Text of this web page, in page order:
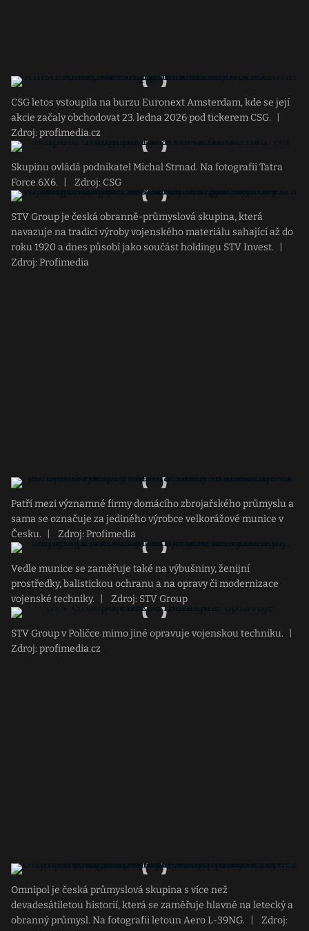
CSG letos vstoupila na burzu Euronext Amsterdam, kde se její
akcie začaly obchodovat 23. ledna 2026 pod tickerem CSG.
Zdroj: profimedia.cz
Skupinu ovládá podnikatel Michal Strnad. Na fotografii Tatra
Force 6X6.
Zdroj: CSG
STV Group je česká obranně-průmyslová skupina, která
navazuje na tradici výroby vojenského materiálu sahající až do
roku 1920 a dnes působí jako součást holdingu STV Invest.
Zdroj: Profimedia
Patří mezi významné firmy domácího zbrojařského průmyslu a
sama se označuje za jediného výrobce velkorážové munice v
Česku.
Zdroj: Profimedia
Vedle munice se zaměřuje také na výbušniny, ženijní
prostředky, balistickou ochranu a na opravy či modernizace
vojenské techniky.
Zdroj: STV Group
STV Group v Poličce mimo jiné opravuje vojenskou techniku.
Zdroj: profimedia.cz
Omnipol je česká průmyslová skupina s více než
devadesátiletou historií, která se zaměřuje hlavně na letecký a
obranný průmysl. Na fotografii letoun Aero L-39NG.
Zdroj: